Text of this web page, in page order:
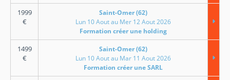
1999
€
Saint-Omer (62)
Lun 10 Aout au Mer 12 Aout 2026
Formation créer une holding
1499
€
Saint-Omer (62)
Lun 10 Aout au Mar 11 Aout 2026
Formation créer une SARL